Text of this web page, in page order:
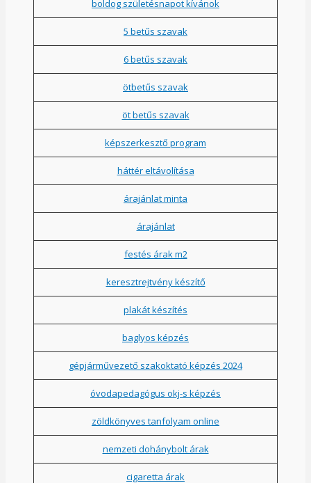
boldog születésnapot kívánok
5 betűs szavak
6 betűs szavak
ötbetűs szavak
öt betűs szavak
képszerkesztő program
háttér eltávolítása
árajánlat minta
árajánlat
festés árak m2
keresztrejtvény készítő
plakát készítés
baglyos képzés
gépjárművezető szakoktató képzés 2024
óvodapedagógus okj-s képzés
zöldkönyves tanfolyam online
nemzeti dohánybolt árak
cigaretta árak